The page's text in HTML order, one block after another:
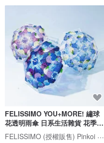
FELISSIMO YOU+MORE! 繡球
花透明雨傘 日系生活雜貨 花季設
計傘
FELISSIMO (授權販售) Pinkoi 品牌形象館